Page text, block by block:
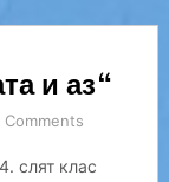
и аз“
Comments
слят клас